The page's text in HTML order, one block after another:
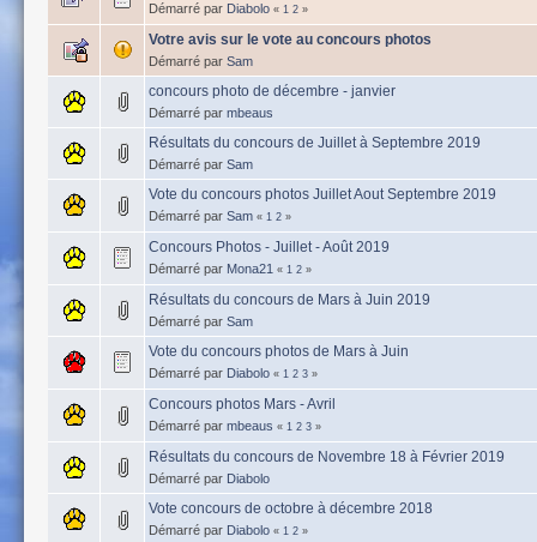
Démarré par Diabolo « 1 2 »
Votre avis sur le vote au concours photos
Démarré par Sam
concours photo de décembre - janvier
Démarré par mbeaus
Résultats du concours de Juillet à Septembre 2019
Démarré par Sam
Vote du concours photos Juillet Aout Septembre 2019
Démarré par Sam « 1 2 »
Concours Photos - Juillet - Août 2019
Démarré par Mona21 « 1 2 »
Résultats du concours de Mars à Juin 2019
Démarré par Sam
Vote du concours photos de Mars à Juin
Démarré par Diabolo « 1 2 3 »
Concours photos Mars - Avril
Démarré par mbeaus « 1 2 3 »
Résultats du concours de Novembre 18 à Février 2019
Démarré par Diabolo
Vote concours de octobre à décembre 2018
Démarré par Diabolo « 1 2 »